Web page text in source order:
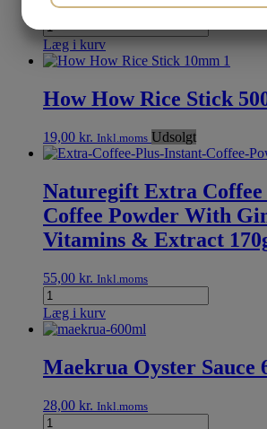
6,00kr. Inkl.moms 3,00kr. Inkl.moms
Læg i kurv
How How Rice Stick
19,00 kr. Inkl.moms Udsolgt
Naturegift Extra Coffee
Coffee Powder With
Vitamins & Extract
55,00 kr. Inkl.moms
Læg i kurv
Maekrua Oyster Sauce
28,00 kr. Inkl.moms
MARKETING